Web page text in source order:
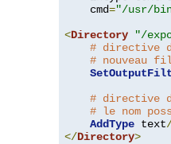
    cmd
="/usr/
<Directory
"/
# directive
# nouveau
# directive
# le nom
AddType text
</Directory>